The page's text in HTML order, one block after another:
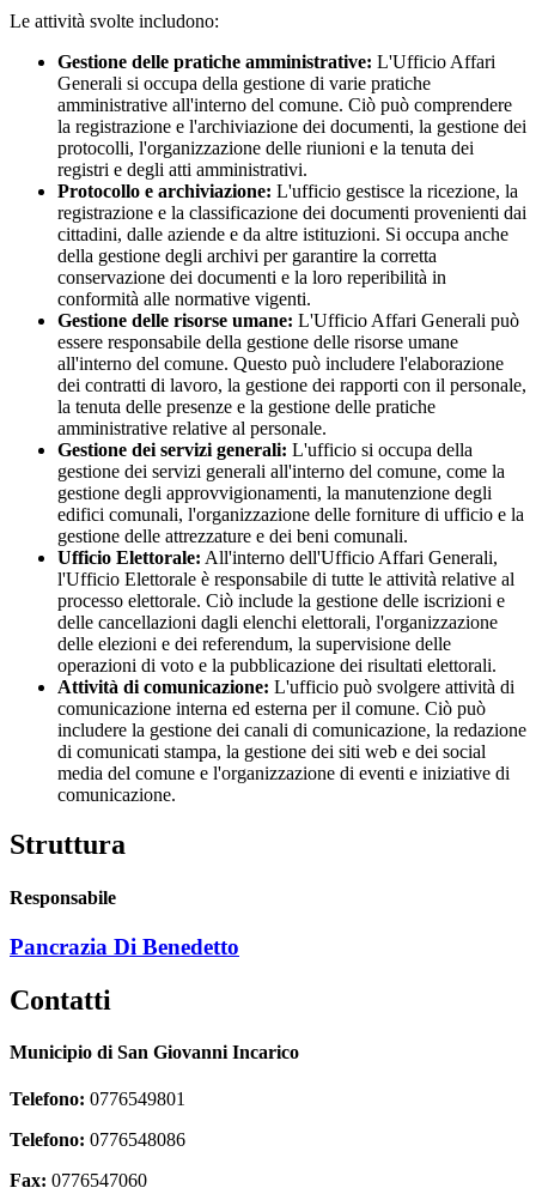
Le attività svolte includono:
Gestione delle pratiche amministrative: L'Ufficio Affari
Generali si occupa della gestione di varie pratiche
amministrative all'interno del comune. Ciò può comprendere
la registrazione e l'archiviazione dei documenti, la gestione dei
protocolli, l'organizzazione delle riunioni e la tenuta dei
registri e degli atti amministrativi.
Protocollo e archiviazione: L'ufficio gestisce la ricezione, la
registrazione e la classificazione dei documenti provenienti dai
cittadini, dalle aziende e da altre istituzioni. Si occupa anche
della gestione degli archivi per garantire la corretta
conservazione dei documenti e la loro reperibilità in
conformità alle normative vigenti.
Gestione delle risorse umane: L'Ufficio Affari Generali può
essere responsabile della gestione delle risorse umane
all'interno del comune. Questo può includere l'elaborazione
dei contratti di lavoro, la gestione dei rapporti con il personale,
la tenuta delle presenze e la gestione delle pratiche
amministrative relative al personale.
Gestione dei servizi generali: L'ufficio si occupa della
gestione dei servizi generali all'interno del comune, come la
gestione degli approvvigionamenti, la manutenzione degli
edifici comunali, l'organizzazione delle forniture di ufficio e la
gestione delle attrezzature e dei beni comunali.
Ufficio Elettorale: All'interno dell'Ufficio Affari Generali,
l'Ufficio Elettorale è responsabile di tutte le attività relative al
processo elettorale. Ciò include la gestione delle iscrizioni e
delle cancellazioni dagli elenchi elettorali, l'organizzazione
delle elezioni e dei referendum, la supervisione delle
operazioni di voto e la pubblicazione dei risultati elettorali.
Attività di comunicazione: L'ufficio può svolgere attività di
comunicazione interna ed esterna per il comune. Ciò può
includere la gestione dei canali di comunicazione, la redazione
di comunicati stampa, la gestione dei siti web e dei social
media del comune e l'organizzazione di eventi e iniziative di
comunicazione.
Struttura
Responsabile
Pancrazia Di Benedetto
Contatti
Municipio di San Giovanni Incarico
Telefono: 0776549801
Telefono: 0776548086
Fax: 0776547060